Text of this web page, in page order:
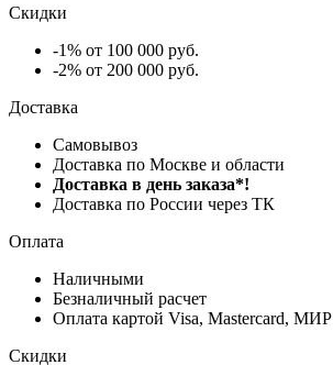
Скидки
-1% от 100 000 руб.
-2% от 200 000 руб.
Доставка
Самовывоз
Доставка по Москве и области
Доставка в день заказа*!
Доставка по России через ТК
Оплата
Наличными
Безналичный расчет
Оплата картой Visa, Mastercard, МИР
Скидки